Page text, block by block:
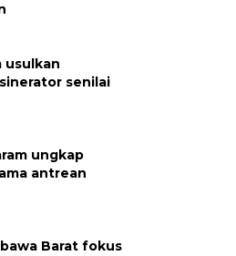
usulkan
senilai
ungkap
antrean
Barat fokus